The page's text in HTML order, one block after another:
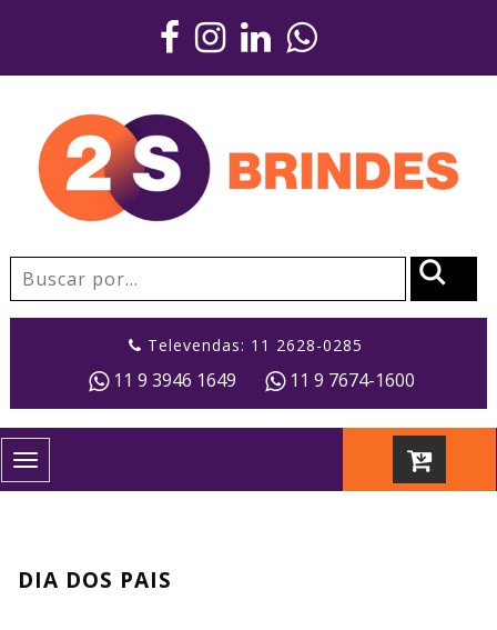
Televendas: 11 2628-0285
11 9 3946 1649 11 9 7674-1600
Toggle
navigation
DIA DOS PAIS